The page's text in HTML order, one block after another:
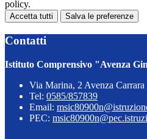
policy.
Accetta tutti Salva le preferenze
Contatti
Istituto Comprensivo "Avenza
Via Marina, 2 Avenza Carrara
Tel: 0585/857839
Email:
PEC: